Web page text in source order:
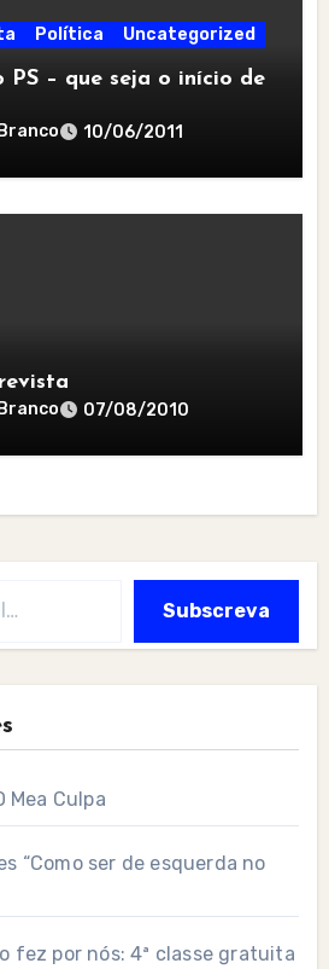
Política Uncategorized
PS – que seja o início de
10/06/2011
07/08/2010
Subscreva
Mea Culpa
“Como ser de esquerda no
fez por nós: 4ª classe gratuita